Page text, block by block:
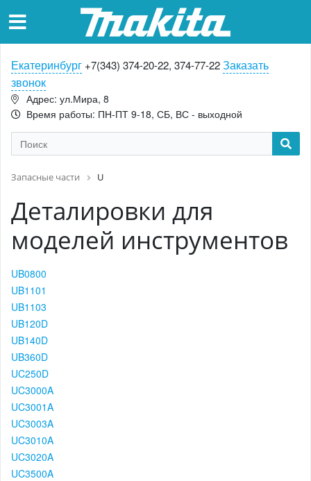
Екатеринбург +7(343) 374-20-22, 374-77-22Заказать
звонок
Адрес: ул.Мира, 8
Время работы: ПН-ПТ 9-18, СБ, ВС - выходной
Запасные части U
Деталировки для
моделей инструментов
UB0800
UB1101
UB1103
UB120D
UB140D
UB360D
UC250D
UC3000A
UC3001A
UC3003A
UC3010A
UC3020A
UC3500A